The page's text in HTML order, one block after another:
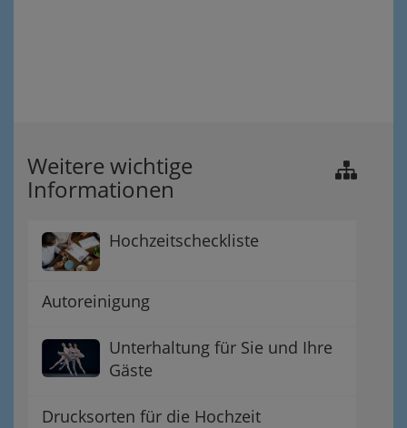
Weitere wichtige
Informationen
Hochzeitscheckliste
Autoreinigung
Unterhaltung für Sie und Ihre
Gäste
Drucksorten für die Hochzeit